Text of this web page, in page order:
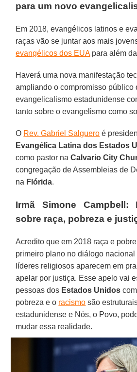
para um novo
Em 2018, evangélicos latinos e
raças vão se juntar aos mais
evangélicos dos EUApara além
Haverá uma nova manifestação
ampliando o compromisso público
evangelicalismo estadunidense
tanto sobre o evangelismo como
O Rev. Gabriel Salguero é
Evangélica Latina dos Estados
como pastor naCalvario City
congregação de Assembleias de
na Flórida.
Irmã Simone Campbell:
sobre raça, pobreza e
Acredito que em 2018 raça e
primeiro plano no diálogo
líderes religiosos aparecem em
apelar por justiça. Esse apelo vai
pessoas dos Estados Unidos
pobreza e o racismo são
estadunidense e Nós, o Povo,
mudar essa realidade.